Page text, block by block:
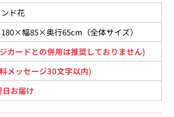
ド花
幅85×奥行65cm（全体サイズ）
カードとの併用は推奨しておりません)
メッセージ30文字以内)
お届け